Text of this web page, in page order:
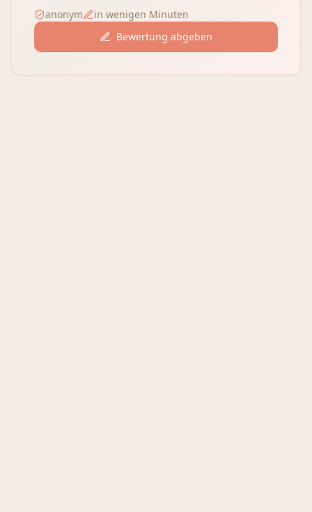
anonym
in wenigen Minuten
Bewertung abgeben